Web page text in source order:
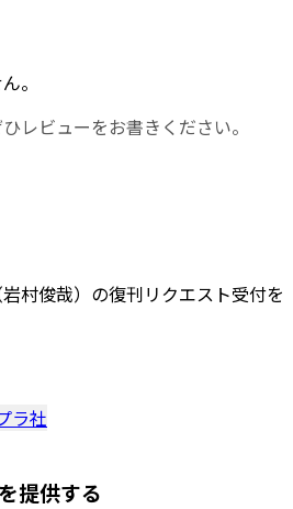
。
レビューをお書きください。
村俊哉）の復刊リクエスト受付を
ラ社
提供する